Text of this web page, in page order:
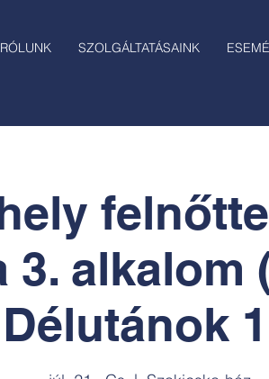
RÓLUNK SZOLGÁLTATÁSAINK
3. alkalom
Délutánok